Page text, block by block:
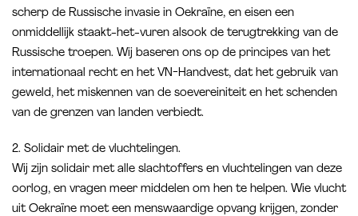
scherp de Russische invasie in Oekraïne, en eisen een
onmiddellijk staakt-het-vuren alsook de terugtrekking van de
Russische troepen. Wij baseren ons op de principes van het
internationaal recht en het VN-Handvest, dat het gebruik van
geweld, het miskennen van de soevereiniteit en het schenden
van de grenzen van landen verbiedt.
2. Solidair met de vluchtelingen.
Wij zijn solidair met alle slachtoffers en vluchtelingen van deze
oorlog, en vragen meer middelen om hen te helpen. Wie vlucht
uit Oekraïne moet een menswaardige opvang krijgen, zonder